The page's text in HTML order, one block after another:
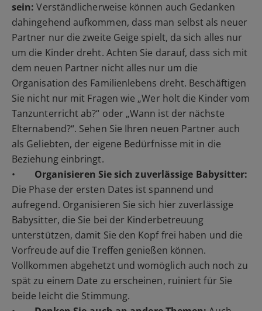
sein: Verständlicherweise können auch Gedanken
dahingehend aufkommen, dass man selbst als neuer
Partner nur die zweite Geige spielt, da sich alles nur
um die Kinder dreht. Achten Sie darauf, dass sich mit
dem neuen Partner nicht alles nur um die
Organisation des Familienlebens dreht. Beschäftigen
Sie nicht nur mit Fragen wie „Wer holt die Kinder vom
Tanzunterricht ab?“ oder „Wann ist der nächste
Elternabend?“. Sehen Sie Ihren neuen Partner auch
als Geliebten, der eigene Bedürfnisse mit in die
Beziehung einbringt.
• Organisieren Sie sich zuverlässige Babysitter:
Die Phase der ersten Dates ist spannend und
aufregend. Organisieren Sie sich hier zuverlässige
Babysitter, die Sie bei der Kinderbetreuung
unterstützen, damit Sie den Kopf frei haben und die
Vorfreude auf die Treffen genießen können.
Vollkommen abgehetzt und womöglich auch noch zu
spät zu einem Date zu erscheinen, ruiniert für Sie
beide leicht die Stimmung.